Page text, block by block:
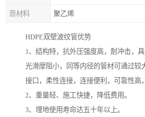
原材料 聚乙烯
HDPE双壁波纹管优势
1、结构特，抗外压强度高，耐冲击，
光滑摩阻小，同等内径的管材可通过较
接口，柔性连接，连接便利，可靠性高
2、重量轻、施工快捷，降低费用。
3、埋地使用寿命达五十年以上。